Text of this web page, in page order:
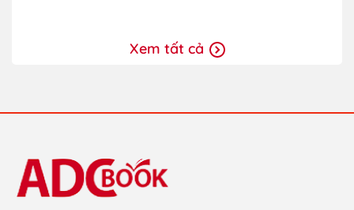
Xem tất cả